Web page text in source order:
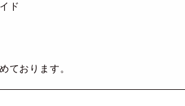
ド
ております。